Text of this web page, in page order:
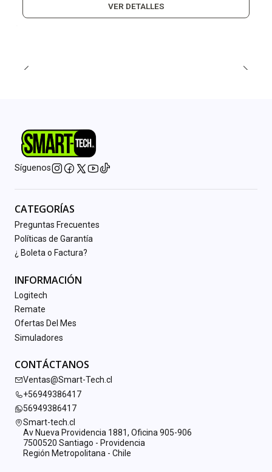
VER DETALLES
Síguenos
CATEGORÍAS
Preguntas Frecuentes
Políticas de Garantía
¿ Boleta o Factura?
INFORMACIÓN
Logitech
Remate
Ofertas Del Mes
Simuladores
CONTÁCTANOS
Ventas@Smart-Tech.cl
+56949386417
56949386417
Smart-tech.cl
Av Nueva Providencia 1881, Oficina 905-906
7500520 Santiago - Providencia
Región Metropolitana - Chile